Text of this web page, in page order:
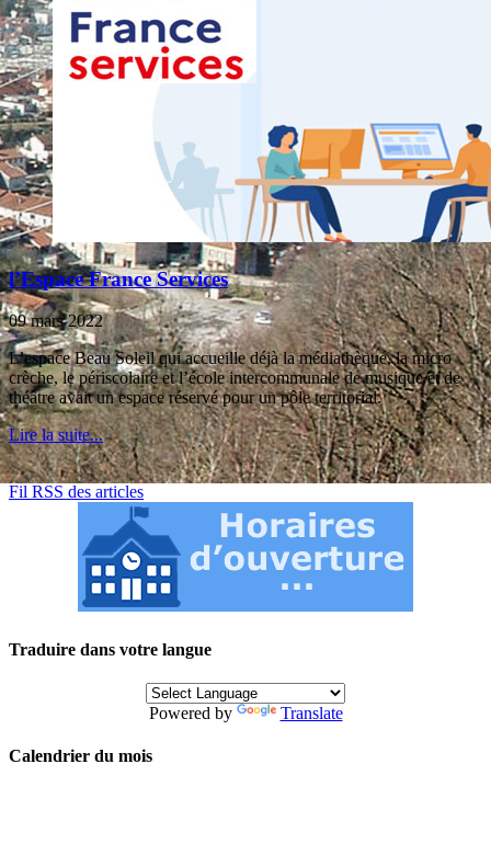
l’Espace France Services
09 mars 2022
L’espace Beau Soleil qui accueille déjà la médiathèque, la micro
crèche, le périscolaire et l’école intercommunale de musique et de
théâtre avait un espace réservé pour un pôle territorial.
Lire la suite...
Fil RSS des articles
Traduire dans votre langue
Powered by Translate
Calendrier du mois